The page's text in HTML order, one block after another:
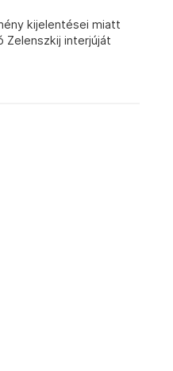
kijelentései miatt
Zelenszkij interjúját